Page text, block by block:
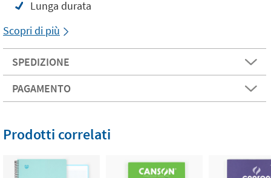
Lunga durata
Scopri di più
SPEDIZIONE
PAGAMENTO
Prodotti correlati